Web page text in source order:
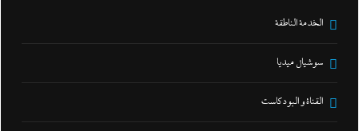
الخدمة الناطقة
سوشيال ميديا
القناة و البودكاست